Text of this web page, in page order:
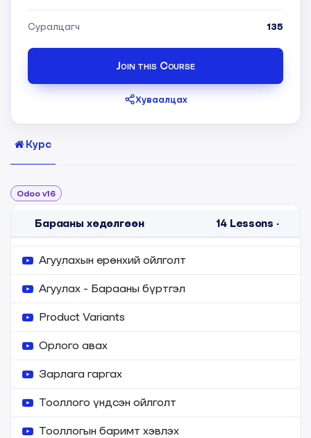
Суралцагч 135
Join this Course
Хуваалцах
Курс
Odoo v16
Барааны хөдөлгөөн 14 Lessons ·
Агуулахын ерөнхий ойлголт
Агуулах - Барааны бүртгэл
Product Variants
Орлого авах
Зарлага гаргах
Тооллого үндсэн ойлголт
Тооллогын баримт хэвлэх